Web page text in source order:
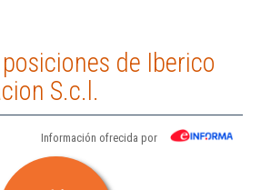
de Iberico
S.c.l.
Información ofrecida por